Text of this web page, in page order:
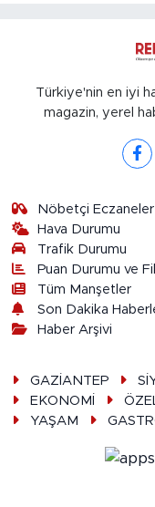
Türkiye'nin en iyi
magazin, yerel
Nöbetçi Eczaneler
Hava Durumu
Trafik Durumu
Puan Durumu ve
Tüm Manşetler
Son Dakika
Haber Arşivi
GAZİANTEP
EKONOMİ
YAŞAM